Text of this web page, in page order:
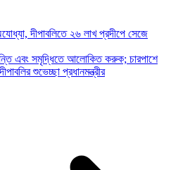
দীপাবলিতে ২৬ লাখ প্রদীপে সেজে
এবং সমৃদ্ধিতে আলোকিত করুক; চারপাশে
শুভেচ্ছা প্রধানমন্ত্রীর